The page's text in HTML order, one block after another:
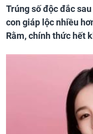
Trúng số độc đắc
con giáp lộc nhiều
Rằm, chính thức hết